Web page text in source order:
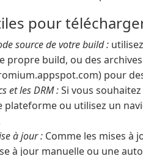
pour
source de votre build :
propre build, ou des
pour
et les DRM :Si vous
plateforme ou utilisez un
à jour : Comme les mises à
à jour manuelle ou une